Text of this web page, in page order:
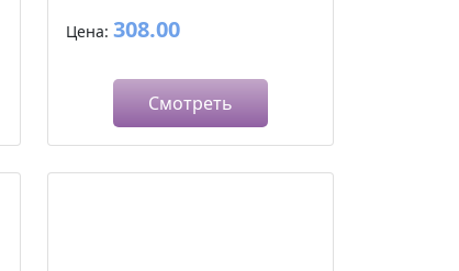
Цена: 308.00
Смотреть